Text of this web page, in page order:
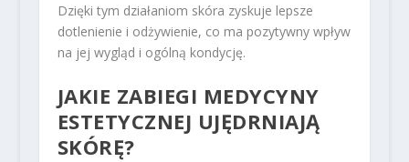
Dzięki tym działaniom skóra zyskuje lepsze
dotlenienie i odżywienie, co ma pozytywny wpływ
na jej wygląd i ogólną kondycję.
JAKIE ZABIEGI MEDYCYNY
ESTETYCZNEJ UJĘDRNIAJĄ
SKÓRĘ?